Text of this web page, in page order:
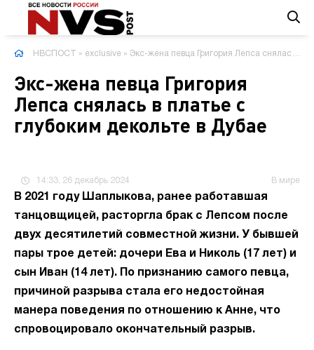
НВСПОСТ » exclusive » Экс-жена певца Григория Лепса снялась в платье с глубоким декольте в Дубае
Экс-жена певца Григория
Лепса снялась в платье с
глубоким декольте в Дубае
14:33, 26 декабрь 2024 В мире
В 2021 году Шаплыкова, ранее работавшая
танцовщицей, расторгла брак с Лепсом после
двух десятилетий совместной жизни. У бывшей
пары трое детей: дочери Ева и Николь (17 лет) и
сын Иван (14 лет). По признанию самого певца,
причиной разрыва стала его недостойная
манера поведения по отношению к Анне, что
спровоцировало окончательный разрыв.